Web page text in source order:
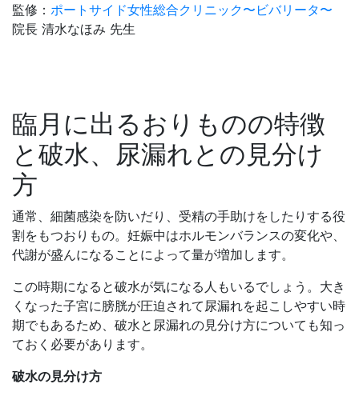
監修： ポートサイド女性総合クリニック〜ビバリータ〜
院長 清水なほみ 先生
臨月に出るおりものの特徴
と破水、尿漏れとの見分け
方
通常、細菌感染を防いだり、受精の手助けをしたりする役
割をもつおりもの。妊娠中はホルモンバランスの変化や、
代謝が盛んになることによって量が増加します。
この時期になると破水が気になる人もいるでしょう。大き
くなった子宮に膀胱が圧迫されて尿漏れを起こしやすい時
期でもあるため、破水と尿漏れの見分け方についても知っ
ておく必要があります。
破水の見分け方